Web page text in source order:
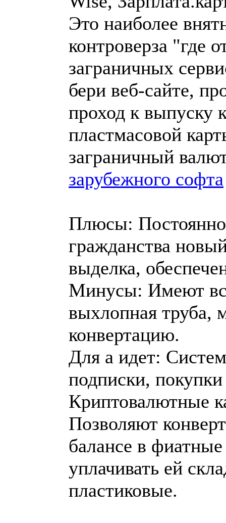
Это наиболее
контроверза "где
заграничных
бери веб-сайте,
проход к выпуску
пластмасовой
заграничный
зарубежного софта
Плюсы:
гражданства
выделка,
Минусы: Имеют
выхлопная труба,
конвертацию.
Для а идет:
подписки,
Криптовалютные
Позволяют
балансе в
уплачивать ей
пластиковые.